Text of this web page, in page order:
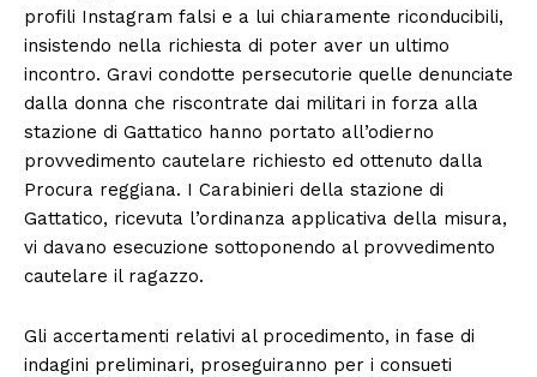
profili Instagram falsi e a lui chiaramente riconducibili,
insistendo nella richiesta di poter aver un ultimo
incontro. Gravi condotte persecutorie quelle denunciate
dalla donna che riscontrate dai militari in forza alla
stazione di Gattatico hanno portato all’odierno
provvedimento cautelare richiesto ed ottenuto dalla
Procura reggiana. I Carabinieri della stazione di
Gattatico, ricevuta l’ordinanza applicativa della misura,
vi davano esecuzione sottoponendo al provvedimento
cautelare il ragazzo.
Gli accertamenti relativi al procedimento, in fase di
indagini preliminari, proseguiranno per i consueti